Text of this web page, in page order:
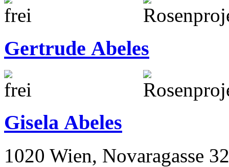
Gertrude Abeles
Gisela Abeles
1020 Wien, Novaragasse